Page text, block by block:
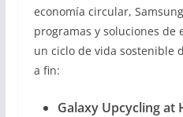
economía circular,
programas y soluciones de
un ciclo de vida sostenible
a fin:
Galaxy Upcycling at